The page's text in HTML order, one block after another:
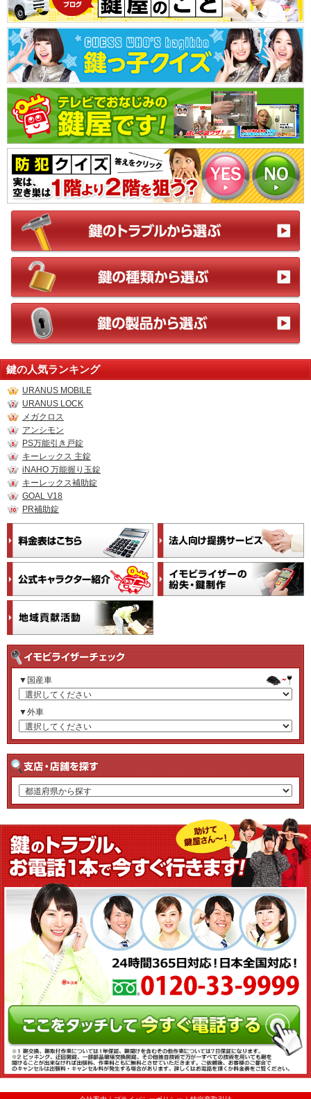
鍵の人気ランキング
URANUS MOBILE
URANUS LOCK
メガクロス
アンシモン
PS万能引き戸錠
キーレックス 主錠
iNAHO 万能握り玉錠
キーレックス補助錠
GOAL V18
PR補助錠
▼国産車
▼外車